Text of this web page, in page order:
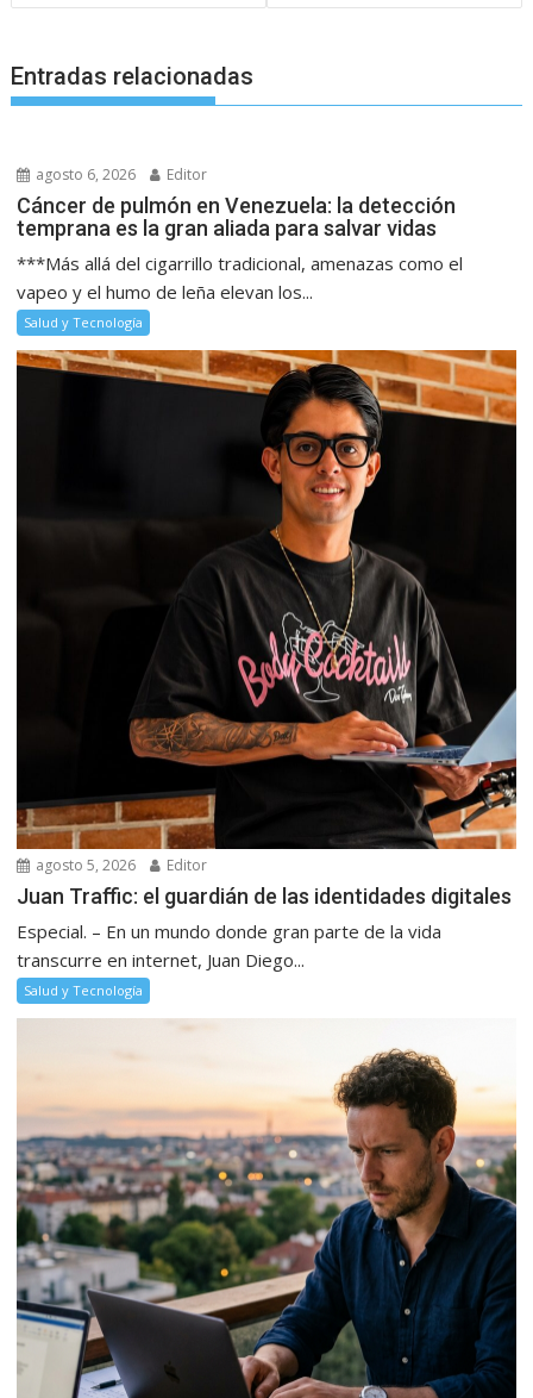
Entradas relacionadas
agosto 6, 2026 Editor
Cáncer de pulmón en Venezuela: la detección
temprana es la gran aliada para salvar vidas
***Más allá del cigarrillo tradicional, amenazas como el
vapeo y el humo de leña elevan los...
Salud y Tecnología
agosto 5, 2026 Editor
Juan Traffic: el guardián de las identidades digitales
Especial. – En un mundo donde gran parte de la vida
transcurre en internet, Juan Diego...
Salud y Tecnología